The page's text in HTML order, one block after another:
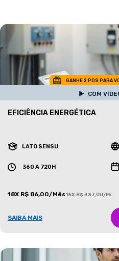
GANHE 2 POS PARA
COM
EFICIÊNCIA ENERGÉTICA
LATO SENSU
360 A 720H
18X R$ 86,00/Mês18X R$ 387,00/Mês
SAIBA MAIS